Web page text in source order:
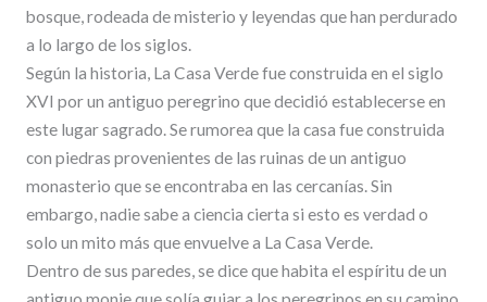
bosque, rodeada de misterio y leyendas que han perdurado
a lo largo de los siglos.
Según la historia, La Casa Verde fue construida en el siglo
XVI por un antiguo peregrino que decidió establecerse en
este lugar sagrado. Se rumorea que la casa fue construida
con piedras provenientes de las ruinas de un antiguo
monasterio que se encontraba en las cercanías. Sin
embargo, nadie sabe a ciencia cierta si esto es verdad o
solo un mito más que envuelve a La Casa Verde.
Dentro de sus paredes, se dice que habita el espíritu de un